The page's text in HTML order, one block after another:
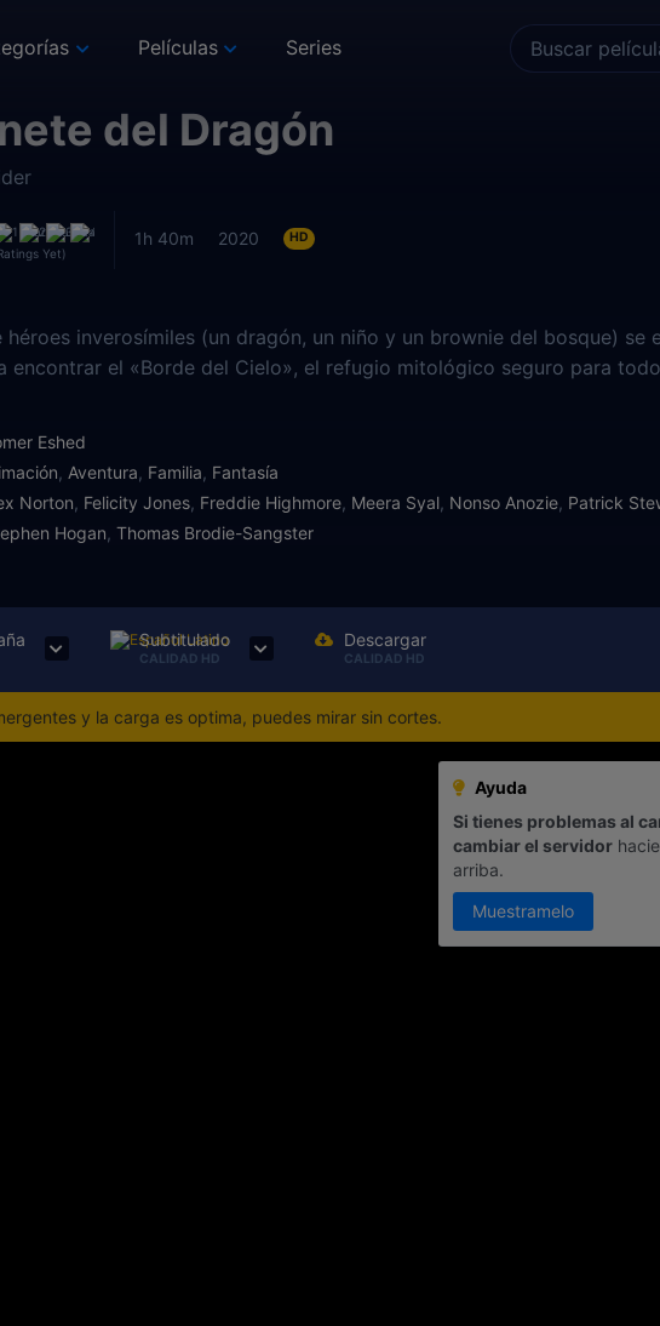
Películas Series
del Dragón
Yet)
1h 40m 2020 HD
héroes inverosímiles (un dragón, un niño y un brownie del bosque) se
encontrar el «Borde del Cielo», el refugio mitológico seguro para
Eshed
Aventura Familia Fantasía
Norton Felicity Jones Freddie Highmore Meera Syal Nonso Anozie Patrick
Hogan Thomas Brodie-Sangster
Subtitulado
CALIDAD HD
Descargar
CALIDAD HD
y la carga es optima, puedes mirar sin cortes.
Ayuda
Si tienes problemas al
cambiar el servidor
arriba.
Muestramelo